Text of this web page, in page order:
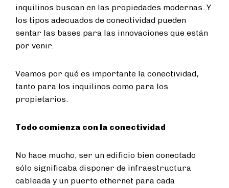
inquilinos buscan en las propiedades modernas. Y
los tipos adecuados de conectividad pueden
sentar las bases para las innovaciones que están
por venir.
Veamos por qué es importante la conectividad,
tanto para los inquilinos como para los
propietarios.
Todo comienza con la conectividad
No hace mucho, ser un edificio bien conectado
sólo significaba disponer de infraestructura
cableada y un puerto ethernet para cada